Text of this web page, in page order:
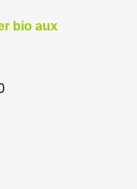
bio aux